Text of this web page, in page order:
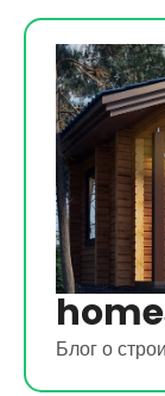
Перейти
содержимому
Блог о